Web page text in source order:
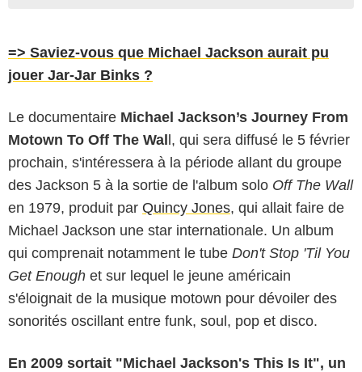
=> Saviez-vous que Michael Jackson aurait pu
jouer Jar-Jar Binks ?
Le documentaire Michael Jackson’s Journey From
Motown To Off The Wall, qui sera diffusé le 5 février
prochain, s'intéressera à la période allant du groupe
des Jackson 5 à la sortie de l'album solo Off The Wall
en 1979, produit par Quincy Jones, qui allait faire de
Michael Jackson une star internationale. Un album
qui comprenait notamment le tube Don't Stop 'Til You
Get Enough et sur lequel le jeune américain
s'éloignait de la musique motown pour dévoiler des
sonorités oscillant entre funk, soul, pop et disco.
En 2009 sortait "Michael Jackson's This Is It", un